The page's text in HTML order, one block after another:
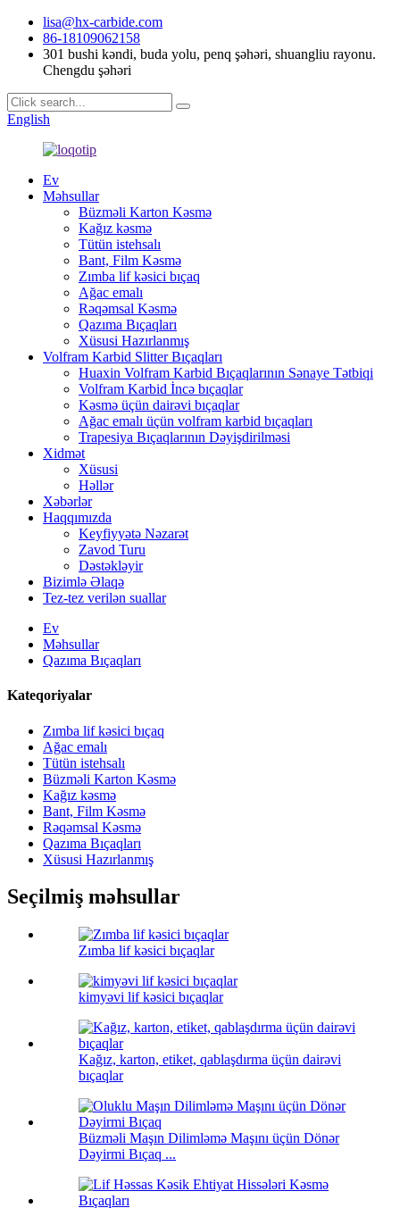
lisa@hx-carbide.com
86-18109062158
301 bushi kəndi, buda yolu, penq şəhəri, shuangliu rayonu.
Chengdu şəhəri
English
Ev
Məhsullar
Büzməli Karton Kəsmə
Kağız kəsmə
Tütün istehsalı
Bant, Film Kəsmə
Zımba lif kəsici bıçaq
Ağac emalı
Rəqəmsal Kəsmə
Qazıma Bıçaqları
Xüsusi Hazırlanmış
Volfram Karbid Slitter Bıçaqları
Huaxin Volfram Karbid Bıçaqlarının Sənaye Tətbiqi
Volfram Karbid İncə bıçaqlar
Kəsmə üçün dairəvi bıçaqlar
Ağac emalı üçün volfram karbid bıçaqları
Trapesiya Bıçaqlarının Dəyişdirilməsi
Xidmət
Xüsusi
Həllər
Xəbərlər
Haqqımızda
Keyfiyyətə Nəzarət
Zavod Turu
Dəstəkləyir
Bizimlə Əlaqə
Tez-tez verilən suallar
Ev
Məhsullar
Qazıma Bıçaqları
Kateqoriyalar
Zımba lif kəsici bıçaq
Ağac emalı
Tütün istehsalı
Büzməli Karton Kəsmə
Kağız kəsmə
Bant, Film Kəsmə
Rəqəmsal Kəsmə
Qazıma Bıçaqları
Xüsusi Hazırlanmış
Seçilmiş məhsullar
Zımba lif kəsici bıçaqlar
kimyəvi lif kəsici bıçaqlar
Kağız, karton, etiket, qablaşdırma üçün dairəvi
bıçaqlar
Büzməli Maşın Dilimləmə Maşını üçün Dönər
Dəyirmi Bıçaq ...